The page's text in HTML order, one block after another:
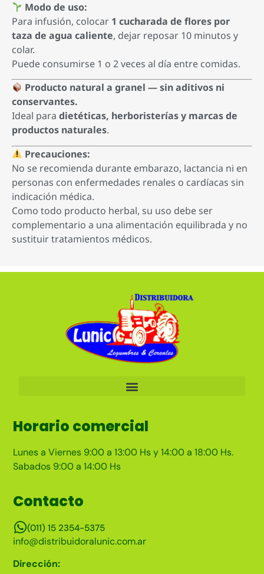
Modo de uso:
Para infusión, colocar 1 cucharada de flores por
taza de agua caliente, dejar reposar 10 minutos y
colar.
Puede consumirse 1 o 2 veces al día entre comidas.
Producto natural a granel — sin aditivos ni
conservantes.
Ideal para dietéticas, herboristerías y marcas de
productos naturales.
Precauciones:
No se recomienda durante embarazo, lactancia ni en
personas con enfermedades renales o cardíacas sin
indicación médica.
Como todo producto herbal, su uso debe ser
complementario a una alimentación equilibrada y no
sustituir tratamientos médicos.
Horario comercial
Lunes a Viernes 9:00 a 13:00 Hs y 14:00 a 18:00 Hs.
Sabados 9:00 a 14:00 Hs
Contacto
(011) 15 2354-5375
info@distribuidoralunic.com.ar
Dirección: